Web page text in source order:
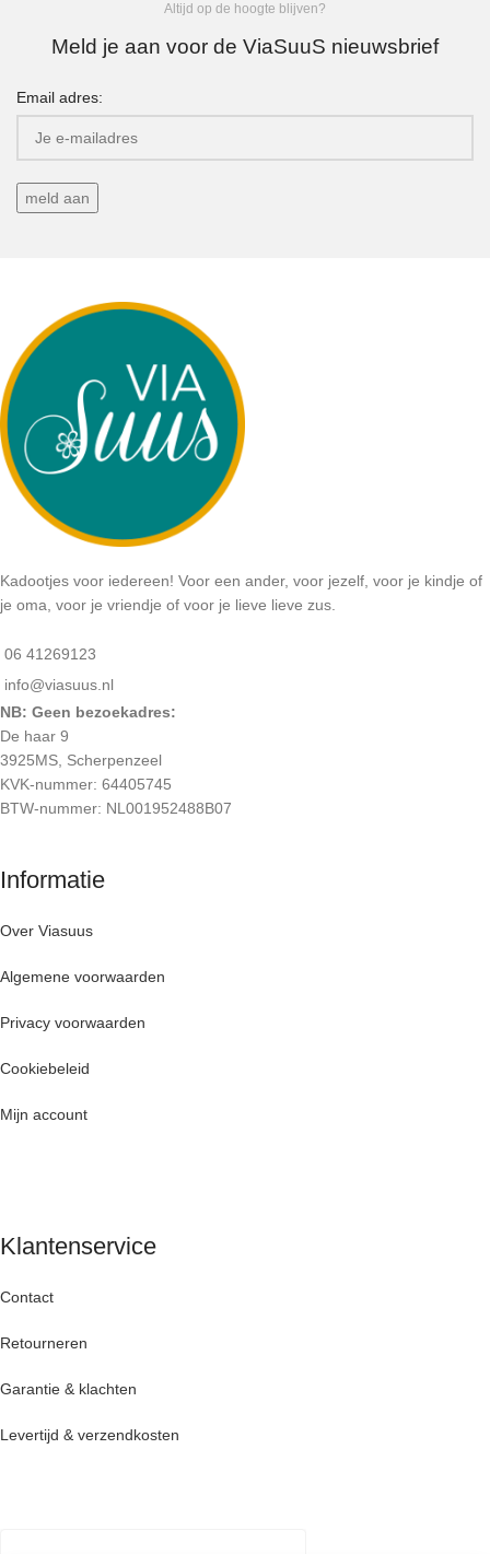
Altijd op de hoogte blijven?
Meld je aan voor de ViaSuuS nieuwsbrief
Email adres:
Kadootjes voor iedereen! Voor een ander, voor jezelf, voor je kindje of
je oma, voor je vriendje of voor je lieve lieve zus.
06 41269123
info@viasuus.nl
NB: Geen bezoekadres:
De haar 9
3925MS, Scherpenzeel
KVK-nummer: 64405745
BTW-nummer: NL001952488B07
Informatie
Over Viasuus
Algemene voorwaarden
Privacy voorwaarden
Cookiebeleid
Mijn account
Klantenservice
Contact
Retourneren
Garantie & klachten
Levertijd & verzendkosten